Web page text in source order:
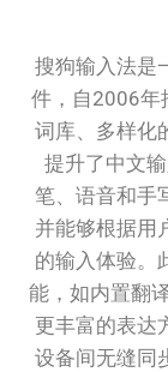
搜狗输入法是
件，自2006年
词库、多样化
提升了中文
笔、语音和手
并能够根据用
的输入体验。
能，如内置翻
更丰富的表达
设备间无缝同